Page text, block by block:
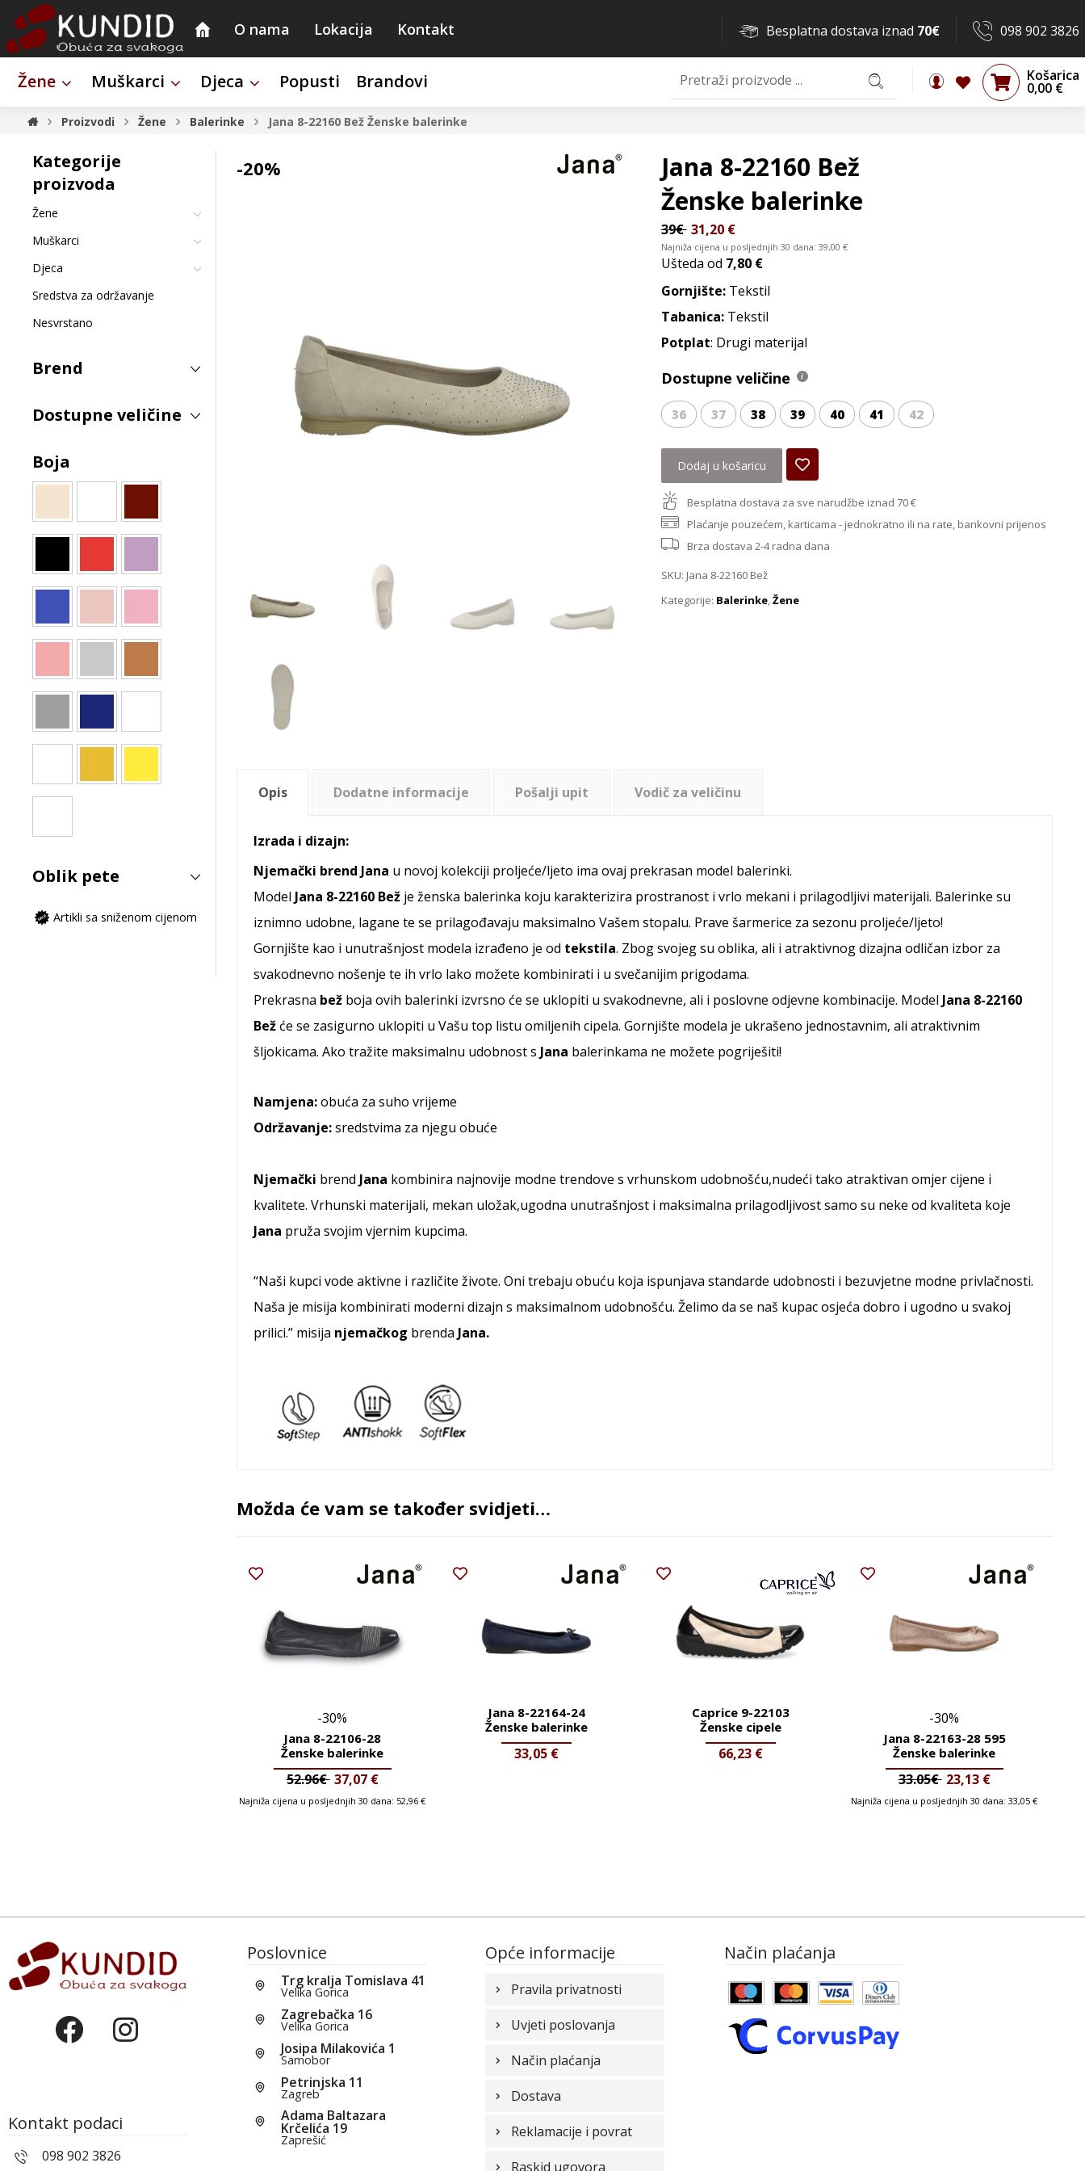
O nama Lokacija Kontakt 098 902 3826
Besplatna dostava iznad 70€
Žene Muškarci Djeca Popusti Brandovi Košarica
0,00 €
Proizvodi Žene Balerinke Jana 8-22160 Bež Ženske balerinke
-20%
Jana 8-22160 Bež
Ženske balerinke
39€ 31,20 €
Najniža cijena u posljednjih 30 dana: 39,00 €
Ušteda od 7,80 €
Gornjište:Tekstil
Tabanica:Tekstil
Potplat: Drugi materijal
Dostupne veličine
36 37 38 39 40 41 42
Dodaj u košaricu
Besplatna dostava za sve narudžbe iznad 70 €
Plaćanje pouzećem, karticama - jednokratno ili na rate, bankovni prijenos
Brza dostava 2-4 radna dana
SKU: Jana 8-22160 Bež
Kategorije: Balerinke,Žene
Opis Dodatne informacije Pošalji upit Vodič za veličinu
Izrada i dizajn:
Njemački brend Jana u novoj kolekciji proljeće/ljeto ima ovaj prekrasan model balerinki.
Model Jana 8-22160 Bež je ženska balerinka koju karakterizira prostranost i vrlo mekani i prilagodljivi materijali. Balerinke su
iznimno udobne, lagane te se prilagođavaju maksimalno Vašem stopalu. Prave šarmerice za sezonu proljeće/ljeto!
Gornjište kao i unutrašnjost modela izrađeno je od tekstila. Zbog svojeg su oblika, ali i atraktivnog dizajna odličan izbor za
svakodnevno nošenje te ih vrlo lako možete kombinirati i u svečanijim prigodama.
Prekrasna bež boja ovih balerinki izvrsno će se uklopiti u svakodnevne, ali i poslovne odjevne kombinacije. Model Jana 8-22160
Bež će se zasigurno uklopiti u Vašu top listu omiljenih cipela. Gornjište modela je ukrašeno jednostavnim, ali atraktivnim
šljokicama. Ako tražite maksimalnu udobnost s Jana balerinkama ne možete pogriješiti!
Namjena:obuća za suho vrijeme
Održavanje:sredstvima za njegu obuće
Njemački brend Jana kombinira najnovije modne trendove s vrhunskom udobnošću,nudeći tako atraktivan omjer cijene i
kvalitete. Vrhunski materijali, mekan uložak,ugodna unutrašnjost i maksimalna prilagodljivost samo su neke od kvaliteta koje
Jana pruža svojim vjernim kupcima.
“Naši kupci vode aktivne i različite živote. Oni trebaju obuću koja ispunjava standarde udobnosti i bezuvjetne modne privlačnosti.
Naša je misija kombinirati moderni dizajn s maksimalnom udobnošću. Želimo da se naš kupac osjeća dobro i ugodno u svakoj
prilici.” misija njemačkog brenda Jana.
Možda će vam se također svidjeti…
-30%
Jana 8-22106-28
Ženske balerinke
52.96€ 37,07 €
Najniža cijena u posljednjih 30 dana: 52,96€
Jana 8-22164-24
Ženske balerinke
33,05 €
Caprice 9-22103
Ženske cipele
66,23 €
-30%
Jana 8-22163-28 595
Ženske balerinke
33.05€ 23,13 €
Najniža cijena u posljednjih 30 dana:33,05€
Kategorije
proizvoda
Žene
Muškarci
Djeca
Sredstva za održavanje
Nesvrstano
Brend
Dostupne veličine
Boja
Oblik pete
Artikli sa sniženom cijenom
Kontakt podaci
098 902 3826
Poslovnice
Trg kralja Tomislava 41
Velika Gorica
Zagrebačka 16
Velika Gorica
Josipa Milakovića 1
Samobor
Petrinjska 11
Zagreb
Adama Baltazara
Krčelića 19
Zaprešić
Opće informacije
Pravila privatnosti
Uvjeti poslovanja
Način plaćanja
Dostava
Reklamacije i povrat
Raskid ugovora
Način plaćanja